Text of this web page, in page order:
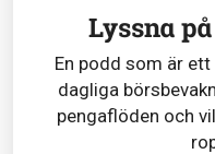
Lyssna
En podd som är
dagliga
pengaflöden och